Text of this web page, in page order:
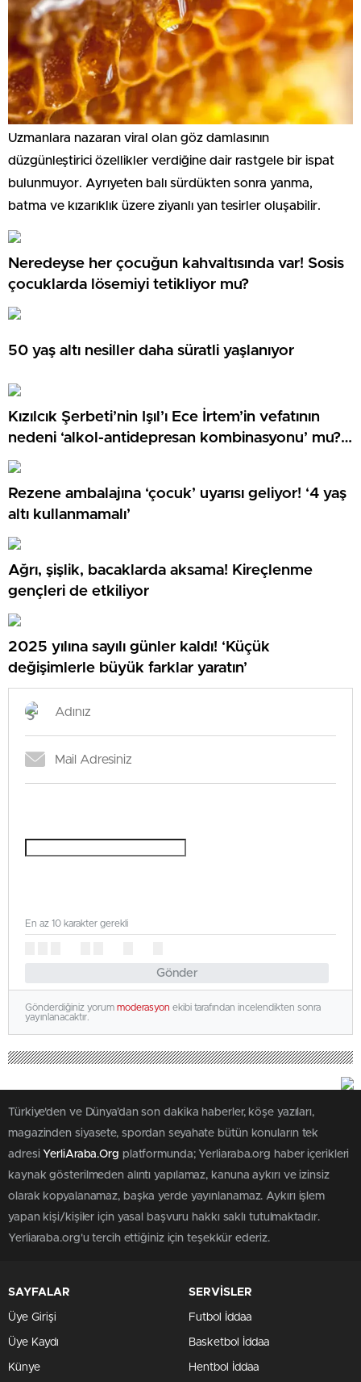
Uzmanlara nazaran viral olan göz damlasının
düzgünleştirici özellikler verdiğine dair rastgele bir ispat
bulunmuyor. Ayrıyeten balı sürdükten sonra yanma,
batma ve kızarıklık üzere ziyanlı yan tesirler oluşabilir.
Neredeyse her çocuğun kahvaltısında var! Sosis
çocuklarda lösemiyi tetikliyor mu?
50 yaş altı nesiller daha süratli yaşlanıyor
Kızılcık Şerbeti’nin Işıl’ı Ece İrtem’in vefatının
nedeni ‘alkol-antidepresan kombinasyonu’ mu?
‘Kesinlikle yanlış…’
Rezene ambalajına ‘çocuk’ uyarısı geliyor! ‘4 yaş
altı kullanmamalı’
Ağrı, şişlik, bacaklarda aksama! Kireçlenme
gençleri de etkiliyor
2025 yılına sayılı günler kaldı! ‘Küçük
değişimlerle büyük farklar yaratın’
Gönder
En az 10 karakter gerekli
Gönderdiğiniz yorum moderasyon ekibi tarafından incelendikten sonra
yayınlanacaktır.
Türkiye'den ve Dünya’dan son dakika haberler, köşe yazıları,
magazinden siyasete, spordan seyahate bütün konuların tek
adresi YerliAraba.Org platformunda; Yerliaraba.org haber içerikleri
kaynak gösterilmeden alıntı yapılamaz, kanuna aykırı ve izinsiz
olarak kopyalanamaz, başka yerde yayınlanamaz. Aykırı işlem
yapan kişi/kişiler için yasal başvuru hakkı saklı tutulmaktadır.
Yerliaraba.org'u tercih ettiğiniz için teşekkür ederiz.
SAYFALAR
Üye Girişi
Üye Kaydı
Künye
SERVİSLER
Futbol İddaa
Basketbol İddaa
Hentbol İddaa